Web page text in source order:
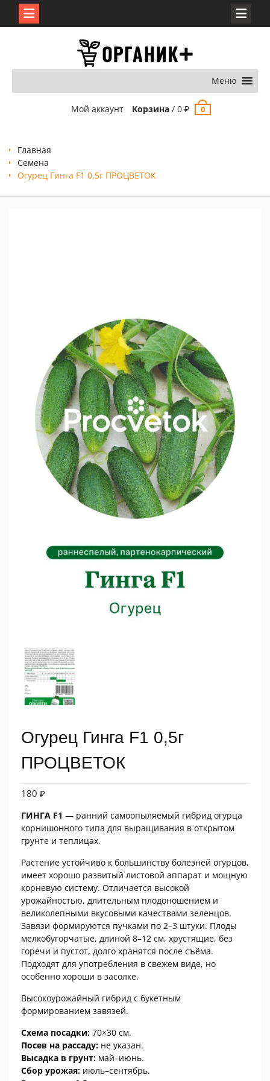
Меню
Мой аккаунт Корзина/ 0 ₽ 0
Главная
Семена
Огурец Гинга F1 0,5г ПРОЦВЕТОК
Огурец Гинга F1 0,5г
ПРОЦВЕТОК
180 ₽
ГИНГА F1 — ранний самоопыляемый гибрид огурца
корнишонного типа для выращивания в открытом
грунте и теплицах.
Растение устойчиво к большинству болезней огурцов,
имеет хорошо развитый листовой аппарат и мощную
корневую систему. Отличается высокой
урожайностью, длительным плодоношением и
великолепными вкусовыми качествами зеленцов.
Завязи формируются пучками по 2–3 штуки. Плоды
мелкобугорчатые, длиной 8–12 см, хрустящие, без
горечи и пустот, долго хранятся после съёма.
Подходят для употребления в свежем виде, но
особенно хороши в засолке.
Высокоурожайный гибрид с букетным
формированием завязей.
Схема посадки: 70×30 см.
Посев на рассаду: не указан.
Высадка в грунт: май–июнь.
Сбор урожая: июль–сентябрь.